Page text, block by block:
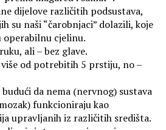
dijelove različitih podsustava,
su naši “čarobnjaci” dolazili, koje
operabilnu cjelinu.
ali – bez glave.
od potrebitih 5 prstiju, no –
da nema (nervnog) sustava
funkcioniraju kao
upravljanih iz različitih središta.